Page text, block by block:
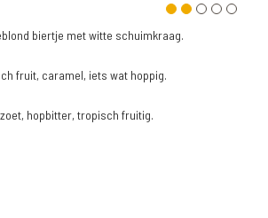
biertje met witte schuimkraag.
fruit, caramel, iets wat hoppig.
hopbitter, tropisch fruitig.